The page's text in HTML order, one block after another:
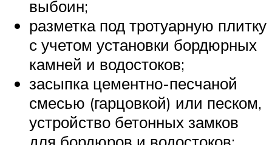
выбоин;
разметка под тротуарную плитку
с учетом установки бордюрных
камней и водостоков;
засыпка цементно-песчаной
смесью (гарцовкой) или песком,
устройство бетонных замков
для бордюров и водостоков;